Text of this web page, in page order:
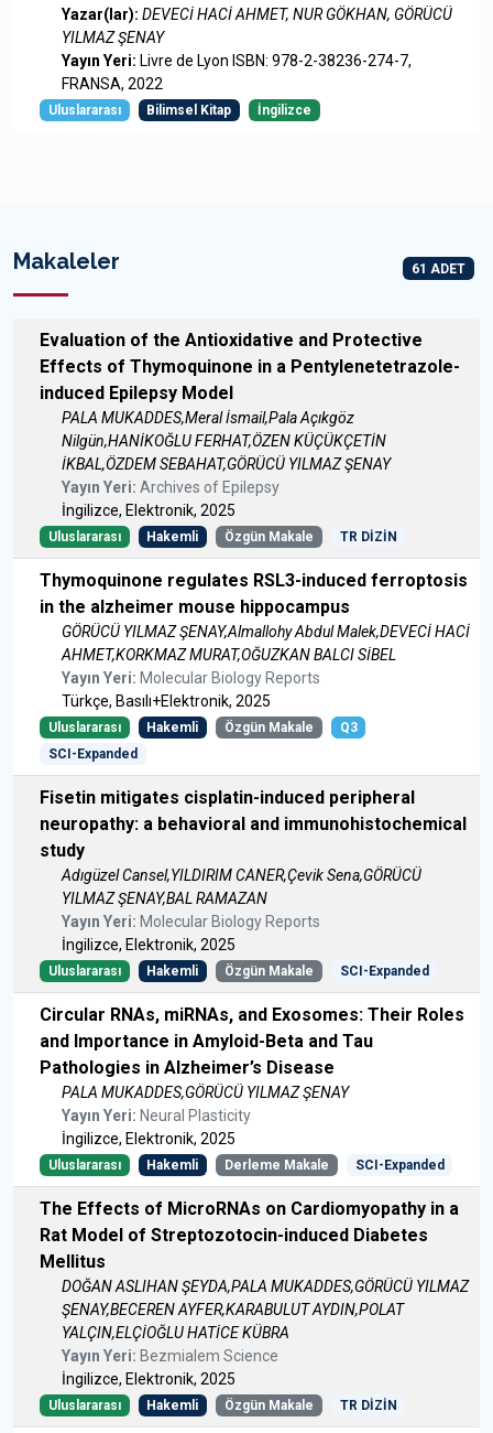
Yazar(lar): DEVECİ HACİ AHMET, NUR GÖKHAN, GÖRÜCÜ
YILMAZ ŞENAY
Yayın Yeri: Livre de Lyon ISBN: 978-2-38236-274-7,
FRANSA, 2022
Uluslararası Bilimsel Kitap İngilizce
Makaleler 61 ADET
Evaluation of the Antioxidative and Protective
Effects of Thymoquinone in a Pentylenetetrazole-
induced Epilepsy Model
PALA MUKADDES,Meral İsmail,Pala Açıkgöz
Nilgün,HANİKOĞLU FERHAT,ÖZEN KÜÇÜKÇETİN
İKBAL,ÖZDEM SEBAHAT,GÖRÜCÜ YILMAZ ŞENAY
Yayın Yeri: Archives of Epilepsy
İngilizce, Elektronik, 2025
Uluslararası Hakemli Özgün Makale TR DİZİN
Thymoquinone regulates RSL3-induced ferroptosis
in the alzheimer mouse hippocampus
GÖRÜCÜ YILMAZ ŞENAY,Almallohy Abdul Malek,DEVECİ HACİ
AHMET,KORKMAZ MURAT,OĞUZKAN BALCI SİBEL
Yayın Yeri: Molecular Biology Reports
Türkçe, Basılı+Elektronik, 2025
Uluslararası Hakemli Özgün Makale
Q3
SCI-Expanded
Fisetin mitigates cisplatin-induced peripheral
neuropathy: a behavioral and immunohistochemical
study
Adıgüzel Cansel,YILDIRIM CANER,Çevik Sena,GÖRÜCÜ
YILMAZ ŞENAY,BAL RAMAZAN
Yayın Yeri: Molecular Biology Reports
İngilizce, Elektronik, 2025
Uluslararası Hakemli Özgün Makale SCI-Expanded
Circular RNAs, miRNAs, and Exosomes: Their Roles
and Importance in Amyloid-Beta and Tau
Pathologies in Alzheimer’s Disease
PALA MUKADDES,GÖRÜCÜ YILMAZ ŞENAY
Yayın Yeri: Neural Plasticity
İngilizce, Elektronik, 2025
Uluslararası Hakemli Derleme Makale SCI-Expanded
The Effects of MicroRNAs on Cardiomyopathy in a
Rat Model of Streptozotocin-induced Diabetes
Mellitus
DOĞAN ASLIHAN ŞEYDA,PALA MUKADDES,GÖRÜCÜ YILMAZ
ŞENAY,BECEREN AYFER,KARABULUT AYDIN,POLAT
YALÇIN,ELÇİOĞLU HATİCE KÜBRA
Yayın Yeri: Bezmialem Science
İngilizce, Elektronik, 2025
Uluslararası Hakemli Özgün Makale TR DİZİN